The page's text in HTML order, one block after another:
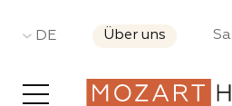
DE Über uns